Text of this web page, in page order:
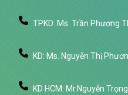
TPKD: Ms. Trần Phương
KD: Ms. Nguyễn Thị
KD HCM: Mr.Nguyễn